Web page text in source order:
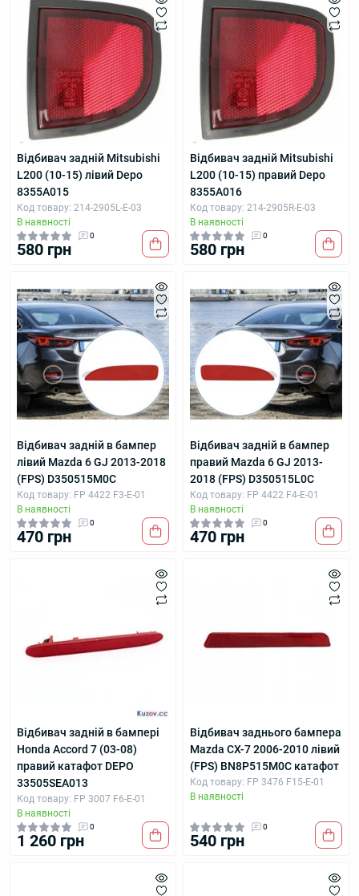
Відбивач задній Mitsubishi
L200 (10-15) лівий Depo
8355A015
Код товару: 214-2905L-E-03
В наявності
0
580 грн
Відбивач задній Mitsubishi
L200 (10-15) правий Depo
8355A016
Код товару: 214-2905R-E-03
В наявності
0
580 грн
Відбивач задній в бампер
лівий Mazda 6 GJ 2013-2018
(FPS) D350515M0C
Код товару: FP 4422 F3-E-01
В наявності
0
470 грн
Відбивач задній в бампер
правий Mazda 6 GJ 2013-
2018 (FPS) D350515L0C
Код товару: FP 4422 F4-E-01
В наявності
0
470 грн
Відбивач задній в бампері
Honda Accord 7 (03-08)
правий катафот DEPO
33505SEA013
Код товару: FP 3007 F6-E-01
В наявності
0
1 260 грн
Відбивач заднього бампера
Mazda CX-7 2006-2010 лівий
(FPS) BN8P515M0C катафот
Код товару: FP 3476 F15-E-01
В наявності
0
540 грн